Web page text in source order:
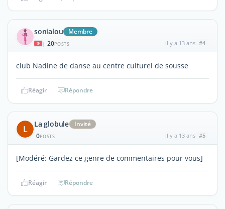
sonialou Membre
| 20POSTS il y a 13 ans #4
club Nadine de danse au centre culturel de sousse
Réagir Répondre
L La globule
Invité
0POSTS il y a 13 ans #5
[Modéré: Gardez ce genre de commentaires pour vous]
Réagir Répondre